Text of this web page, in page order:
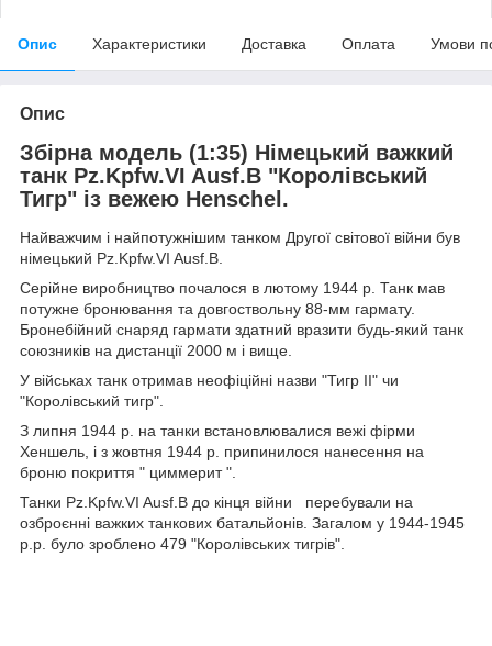
Опис Характеристики Доставка Оплата Умови
Опис
Збірна модель (1:35) Німецький важкий
танк Pz.Kpfw.VI Ausf.B "Королівський
Тигр" із вежею Henschel.
Найважчим і найпотужнішим танком Другої світової війни був
німецький Pz.Kpfw.VI Ausf.B.
Серійне виробництво почалося в лютому 1944 р. Танк мав
потужне бронювання та довгоствольну 88-мм гармату.
Бронебійний снаряд гармати здатний вразити будь-який танк
союзників на дистанції 2000 м і вище.
У військах танк отримав неофіційні назви "Тигр II" чи
"Королівський тигр".
З липня 1944 р. на танки встановлювалися вежі фірми
Хеншель, і з жовтня 1944 р. припинилося нанесення на
броню покриття " циммерит ".
Танки Pz.Kpfw.VI Ausf.B до кінця війни перебували на
озброєнні важких танкових батальйонів. Загалом у 1944-1945
р.р. було зроблено 479 "Королівських тигрів".